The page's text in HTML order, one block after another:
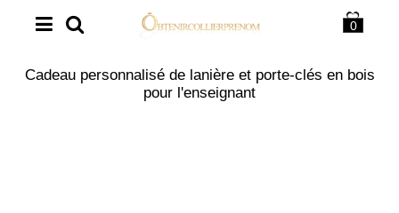
0
Cadeau personnalisé de lanière et porte-clés en bois
pour l'enseignant